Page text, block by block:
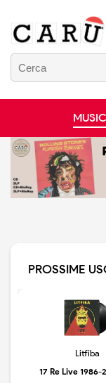
PROSSIME
Litfiba
17 Re Live 1986-